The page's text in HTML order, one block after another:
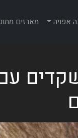
אפויה מארזים